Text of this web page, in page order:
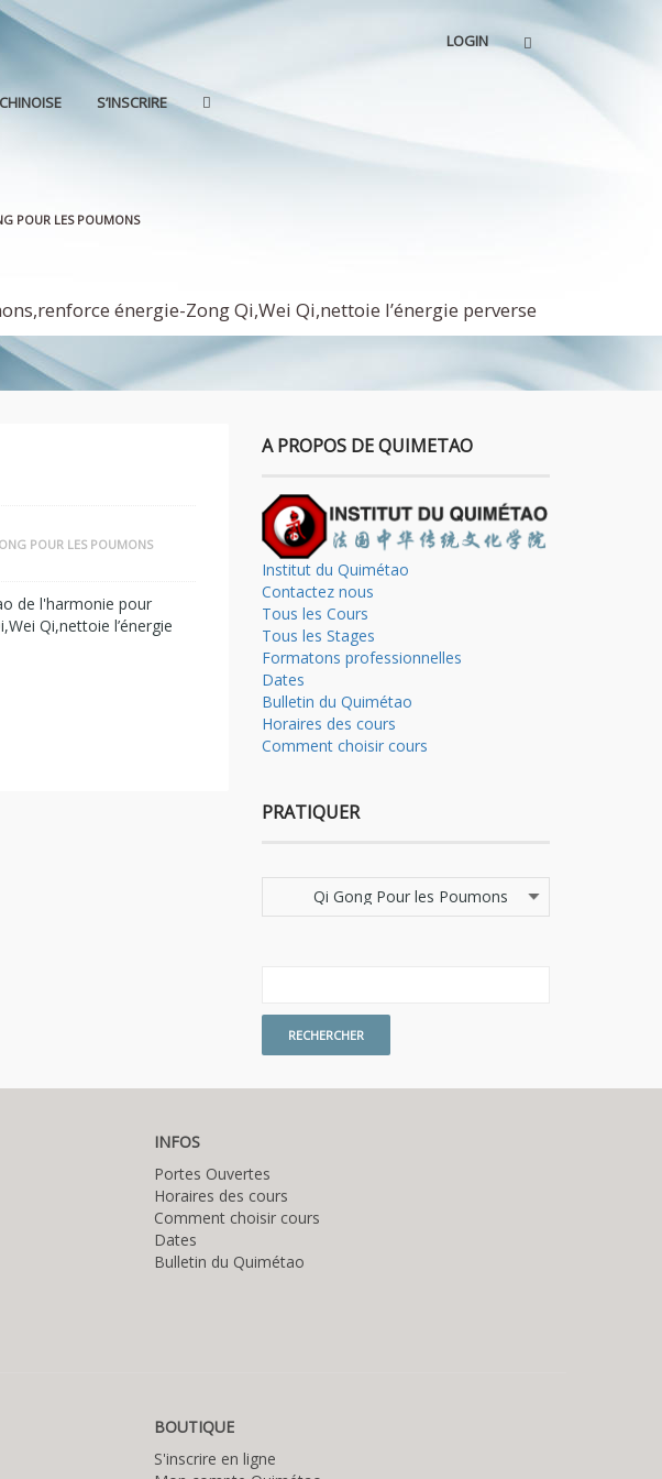
S’INSCRIRE
LOGIN
POUR LES POUMONS
énergie-Zong Qi,Wei Qi,nettoie l’énergie perverse
POUR LES POUMONS
de l'harmonie pour
Qi,nettoie l’énergie
A PROPOS DE QUIMETAO
Institut du Quimétao
Contactez nous
Tous les Cours
Tous les Stages
Formatons professionnelles
Dates
Bulletin du Quimétao
Horaires des cours
Comment choisir cours
PRATIQUER
INFOS
Portes Ouvertes
Horaires des cours
Comment choisir cours
Dates
Bulletin du Quimétao
BOUTIQUE
S'inscrire en ligne